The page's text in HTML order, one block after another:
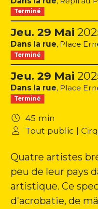
Terminé
Jeu. 29 Mai
Dans la rue, Place
Terminé
Jeu. 29 Mai
Dans la rue, Place
Terminé
45 min
Tout public |
Quatre artistes
peu de leur pays
artistique. Ce
d'acrobatie, de
Youtube